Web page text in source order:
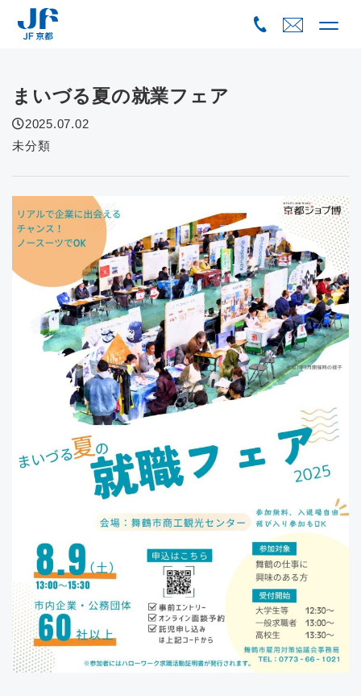
まいづる夏の就業フェア
2025.07.02
未分類